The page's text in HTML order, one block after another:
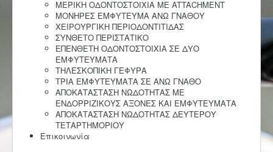
ΜΕΡΙΚΗ ΟΔΟΝΤΟΣΤΟΙΧΙΑ ΜΕ ATTACHMENT
ΜΟΝΗΡΕΣ ΕΜΦΥΤΕΥΜΑ ΑΝΩ ΓΝΑΘΟΥ
ΧΕΙΡΟΥΡΓΙΚΗ ΠΕΡΙΟΔΟΝΤΙΤΙΔΑΣ
ΣΥΝΘΕΤΟ ΠΕΡΙΣΤΑΤΙΚΟ
ΕΠΕΝΘΕΤΗ ΟΔΟΝΤΟΣΤΟΙΧΙΑ ΣΕ ΔΥΟ
ΕΜΦΥΤΕΥΜΑΤΑ
ΤΗΛΕΣΚΟΠΙΚΗ ΓΕΦΥΡΑ
ΤΡΙΑ ΕΜΦΥΤΕΥΜΑΤΑ ΣΕ ΑΝΩ ΓΝΑΘΟ
ΑΠΟΚΑΤΑΣΤΑΣΗ ΝΩΔΟΤΗΤΑΣ ΜΕ
ΕΝΔΟΡΡΙΖΙΚΟΥΣ ΑΞΟΝΕΣ ΚΑΙ ΕΜΦΥΤΕΥΜΑΤΑ
ΑΠΟΚΑΤΑΣΤΑΣΗ ΝΩΔΟΤΗΤΑΣ ΔΕΥΤΕΡΟΥ
ΤΕΤΑΡΤΗΜΟΡΙΟΥ
Επικοινωνία